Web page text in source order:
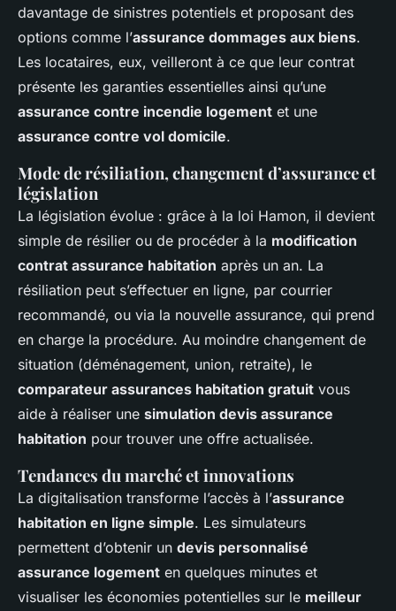
davantage de sinistres potentiels et proposant des
options comme l’assurance dommages aux biens.
Les locataires, eux, veilleront à ce que leur contrat
présente les garanties essentielles ainsi qu’une
assurance contre incendie logement et une
assurance contre vol domicile.
Mode de résiliation, changement d’assurance et
législation
La législation évolue : grâce à la loi Hamon, il devient
simple de résilier ou de procéder à la modification
contrat assurance habitation après un an. La
résiliation peut s’effectuer en ligne, par courrier
recommandé, ou via la nouvelle assurance, qui prend
en charge la procédure. Au moindre changement de
situation (déménagement, union, retraite), le
comparateur assurances habitation gratuit vous
aide à réaliser une simulation devis assurance
habitation pour trouver une offre actualisée.
Tendances du marché et innovations
La digitalisation transforme l’accès à l’assurance
habitation en ligne simple. Les simulateurs
permettent d’obtenir un devis personnalisé
assurance logement en quelques minutes et
visualiser les économies potentielles sur le meilleur